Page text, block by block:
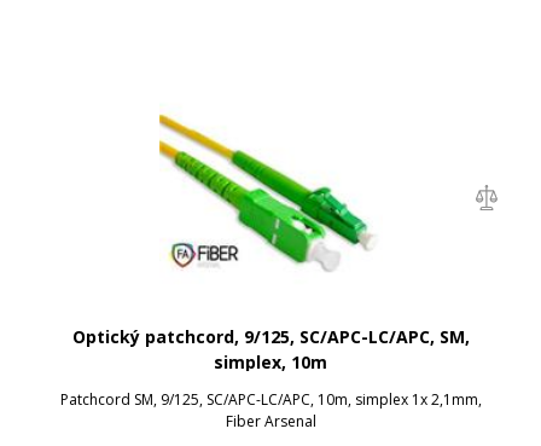
Optický patchcord, 9/125, SC/APC-LC/APC, SM,
simplex, 10m
Patchcord SM, 9/125, SC/APC-LC/APC, 10m, simplex 1x 2,1mm,
Fiber Arsenal